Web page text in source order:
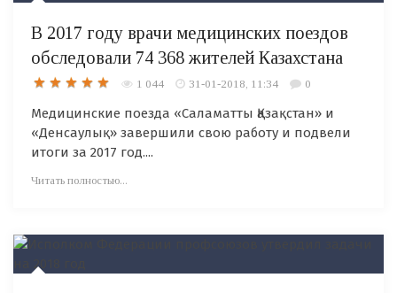
В 2017 году врачи медицинских поездов
обследовали 74 368 жителей Казахстана
1 044 31-01-2018, 11:34 0
Медицинские поезда «Саламатты Қазақстан» и
«Денсаулық» завершили свою работу и подвели
итоги за 2017 год....
Читать полностью...